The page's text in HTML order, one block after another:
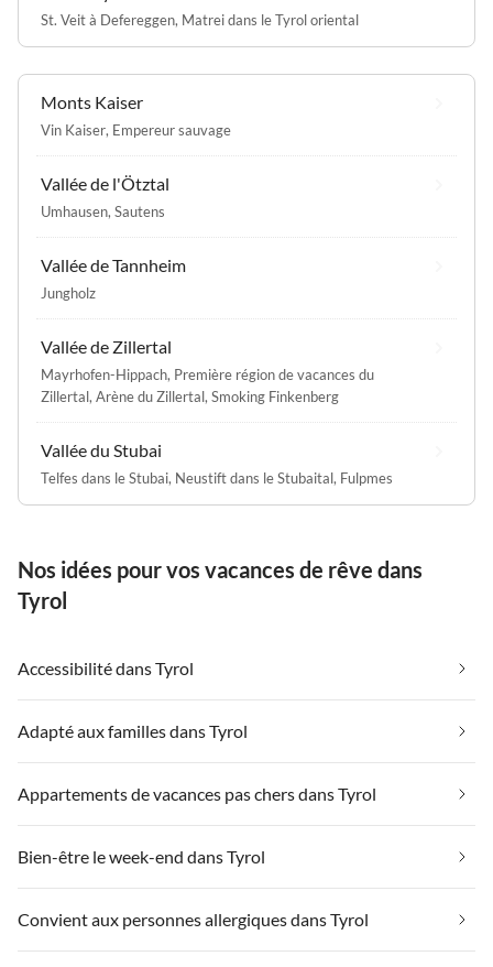
St. Veit à Defereggen, Matrei dans le Tyrol oriental
Monts Kaiser
Vin Kaiser, Empereur sauvage
Vallée de l'Ötztal
Umhausen, Sautens
Vallée de Tannheim
Jungholz
Vallée de Zillertal
Mayrhofen-Hippach, Première région de vacances du
Zillertal, Arène du Zillertal, Smoking Finkenberg
Vallée du Stubai
Telfes dans le Stubai, Neustift dans le Stubaital, Fulpmes
Nos idées pour vos vacances de rêve dans
Tyrol
Accessibilité dans Tyrol
Adapté aux familles dans Tyrol
Appartements de vacances pas chers dans Tyrol
Bien-être le week-end dans Tyrol
Convient aux personnes allergiques dans Tyrol